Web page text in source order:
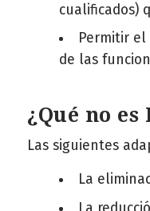
cualificados)
Permitir
de las
¿Qué no es
Las siguientes
La